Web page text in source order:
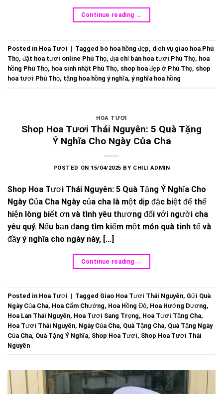
Continue reading →
Posted in Hoa Tươi | Tagged bó hoa hồng đẹp, dịch vụ giao hoa Phú
Thọ, đặt hoa tươi online Phú Thọ, địa chỉ bán hoa tươi Phú Thọ, hoa
hồng Phú Thọ, hoa sinh nhật Phú Thọ, shop hoa đẹp ở Phú Thọ, shop
hoa tươi Phú Thọ, tặng hoa hồng ý nghĩa, ý nghĩa hoa hồng
HOA TƯƠI
Shop Hoa Tươi Thái Nguyên: 5 Quà Tặng
Ý Nghĩa Cho Ngày Của Cha
POSTED ON 15/04/2025 BY CHILI ADMIN
Shop Hoa Tươi Thái Nguyên: 5 Quà Tặng Ý Nghĩa Cho
Ngày Của Cha Ngày của cha là một dịp đặc biệt để thể
hiện lòng biết ơn và tình yêu thương đối với người cha
yêu quý. Nếu bạn đang tìm kiếm một món quà tinh tế và
đầy ý nghĩa cho ngày này, […]
Continue reading →
Posted in Hoa Tươi | Tagged Giao Hoa Tươi Thái Nguyên, Gửi Quà
Ngày Của Cha, Hoa Cẩm Chướng, Hoa Hồng Đỏ, Hoa Hướng Dương,
Hoa Lan Thái Nguyên, Hoa Tươi Sang Trọng, Hoa Tươi Tặng Cha,
Hoa Tươi Thái Nguyên, Ngày Của Cha, Quà Tặng Cha, Quà Tặng Ngày
Của Cha, Quà Tặng Ý Nghĩa, Shop Hoa Tươi, Shop Hoa Tươi Thái
Nguyên